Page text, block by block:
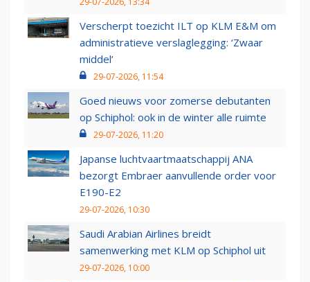
Verscherpt toezicht ILT op KLM E&M om
administratieve verslaglegging: ‘Zwaar
middel’
29-07-2026, 11:54
Goed nieuws voor zomerse debutanten
op Schiphol: ook in de winter alle ruimte
29-07-2026, 11:20
Japanse luchtvaartmaatschappij ANA
bezorgt Embraer aanvullende order voor
E190-E2
29-07-2026, 10:30
Saudi Arabian Airlines breidt
samenwerking met KLM op Schiphol uit
29-07-2026, 10:00